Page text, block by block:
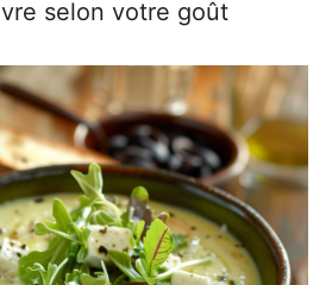
selon votre goût